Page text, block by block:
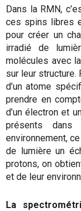
Dans la RMN,
ces spins libres
pour créer un
irradié de
molécules avec
sur leur structure.
d’un atome
prendre en
d’un électron et
présents
environnement,
de lumière un
protons, on
et de leur
La